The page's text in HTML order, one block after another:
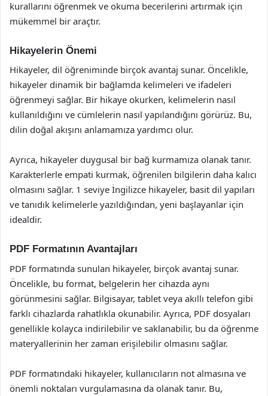
kurallarını öğrenmek ve okuma becerilerini artırmak için
mükemmel bir araçtır.
Hikayelerin Önemi
Hikayeler, dil öğreniminde birçok avantaj sunar. Öncelikle,
hikayeler dinamik bir bağlamda kelimeleri ve ifadeleri
öğrenmeyi sağlar. Bir hikaye okurken, kelimelerin nasıl
kullanıldığını ve cümlelerin nasıl yapılandığını görürüz. Bu,
dilin doğal akışını anlamamıza yardımcı olur.
Ayrıca, hikayeler duygusal bir bağ kurmamıza olanak tanır.
Karakterlerle empati kurmak, öğrenilen bilgilerin daha kalıcı
olmasını sağlar. 1 seviye İngilizce hikayeler, basit dil yapıları
ve tanıdık kelimelerle yazıldığından, yeni başlayanlar için
idealdir.
PDF Formatının Avantajları
PDF formatında sunulan hikayeler, birçok avantaj sunar.
Öncelikle, bu format, belgelerin her cihazda aynı
görünmesini sağlar. Bilgisayar, tablet veya akıllı telefon gibi
farklı cihazlarda rahatlıkla okunabilir. Ayrıca, PDF dosyaları
genellikle kolayca indirilebilir ve saklanabilir, bu da öğrenme
materyallerinin her zaman erişilebilir olmasını sağlar.
PDF formatındaki hikayeler, kullanıcıların not almasına ve
önemli noktaları vurgulamasına da olanak tanır. Bu,